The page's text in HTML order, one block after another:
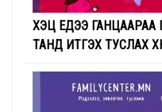
ХЭЦҮҮ ҮЕДЭЭ
ТАНД ИТГЭХ ТУСЛАХ